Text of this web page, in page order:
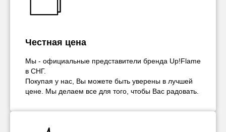
Честная цена
Мы - официальные представители бренда Up!Flame
в СНГ.
Покупая у нас, Вы можете быть уверены в лучшей
цене. Мы делаем все для того, чтобы Вас радовать.